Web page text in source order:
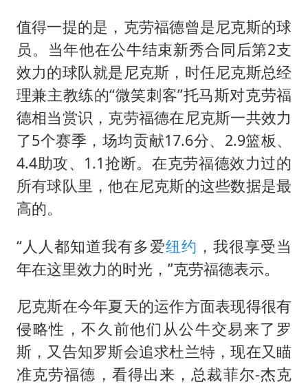
奋进开新局 实干挑大梁
值得一提的是，克劳福德曾是尼克斯的球
员。当年他在公牛结束新秀合同后第2支
效力的球队就是尼克斯，时任尼克斯总经
理兼主教练的“微笑刺客”托马斯对克劳福
德相当赏识，克劳福德在尼克斯一共效力
了5个赛季，场均贡献17.6分、2.9篮板、
4.4助攻、1.1抢断。在克劳福德效力过的
所有球队里，他在尼克斯的这些数据是最
高的。
“人人都知道我有多爱纽约 ，我很享受当
年在这里效力的时光，”克劳福德表示。
尼克斯在今年夏天的运作方面表现得很有
侵略性，不久前他们从公牛交易来了罗
斯，又告知罗斯会追求杜兰特，现在又瞄
准克劳福德，看得出来，总裁菲尔-杰克